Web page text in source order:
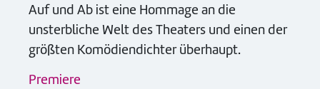
Auf und Ab ist eine Hommage an die
unsterbliche Welt des Theaters und einen der
größten Komödiendichter überhaupt.
Premiere